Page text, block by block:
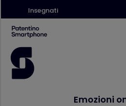
Insegnati
Emozioni